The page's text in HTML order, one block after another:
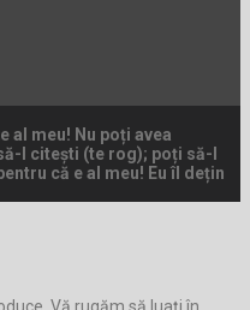
al meu! Nu poți avea
l citești (te rog); poți să-l
că e al meu! Eu îl dețin